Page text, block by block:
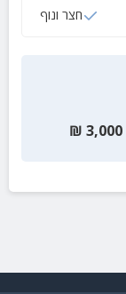
חצר ונוף
3,000
₪